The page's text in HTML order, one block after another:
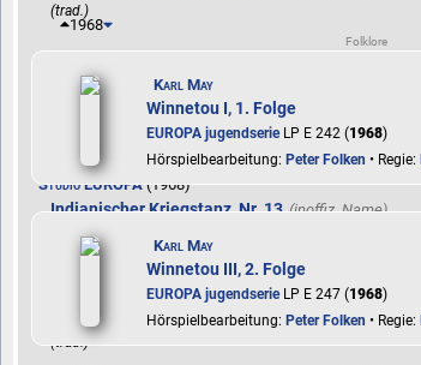
(trad.)
Folklore
Studio EUROPA
Indianischer Kriegstanz, Nr. 12
Folklore
Studio EUROPA(1968)
Indianischer Kriegstanz, Nr. 13
(trad.)
(1968)
Indianischer Kriegstanz, Nr. 14
(trad.)
1968
Karl May
Winnetou I, 1. Folge
EUROPA jugendserieLP E 242 (1968)
Hörspielbearbeitung: Peter Folken • Regie:
Karl May
Winnetou III, 2. Folge
EUROPA jugendserieLP E 247 (1968)
Hörspielbearbeitung: Peter Folken • Regie: